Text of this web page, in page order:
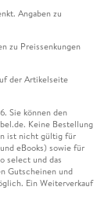
Angaben zu
zu Preissenkungen
der Artikelseite
Sie können den
Keine Bestellung
ist nicht gültig für
eBooks) sowie für
select und das
Gutscheinen und
Ein Weiterverkauf